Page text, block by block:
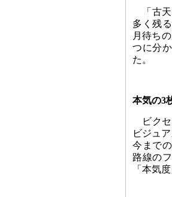
「古
多く残
月待ち
つに分
た。
本気の3
ビク
ビジュ
今まで
路線の
「本気